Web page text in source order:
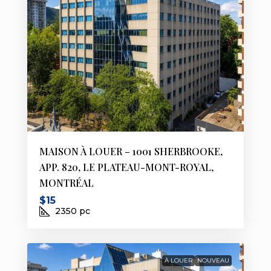
MAISON À LOUER – 1001 SHERBROOKE,
APP. 820, LE PLATEAU-MONT-ROYAL,
MONTRÉAL
$15
2350 pc
À LOUER NOUVEAU